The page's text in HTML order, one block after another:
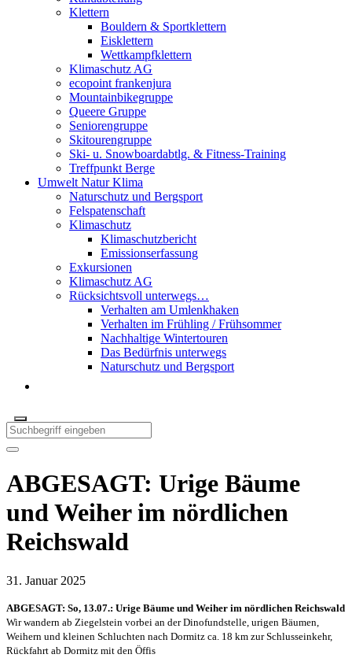
Klettern
Bouldern & Sportklettern
Eisklettern
Wettkampfklettern
Klimaschutz AG
ecopoint frankenjura
Mountainbikegruppe
Queere Gruppe
Seniorengruppe
Skitourengruppe
Ski- u. Snowboardabtlg. & Fitness-Training
Treffpunkt Berge
Umwelt Natur Klima
Naturschutz und Bergsport
Felspatenschaft
Klimaschutz
Klimaschutzbericht
Emissionserfassung
Exkursionen
Klimaschutz AG
Rücksichtsvoll unterwegs…
Verhalten am Umlenkhaken
Verhalten im Frühling / Frühsommer
Nachhaltige Wintertouren
Das Bedürfnis unterwegs
Naturschutz und Bergsport
ABGESAGT: Urige Bäume
und Weiher im nördlichen
Reichswald
31. Januar 2025
ABGESAGT: So, 13.07.: Urige Bäume und Weiher im nördlichen Reichswald
Wir wandern ab Ziegelstein vorbei an der Dinofundstelle, urigen Bäumen,
Weihern und kleinen Schluchten nach Dormitz ca. 18 km zur Schlusseinkehr,
Rückfahrt ab Dormitz mit den Öffis